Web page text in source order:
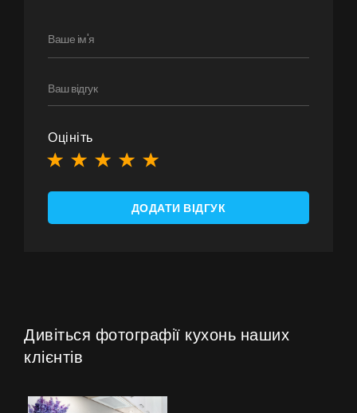
Оцініть
ДОДАТИ ВІДГУК
Дивіться фотографії кухонь наших
клієнтів